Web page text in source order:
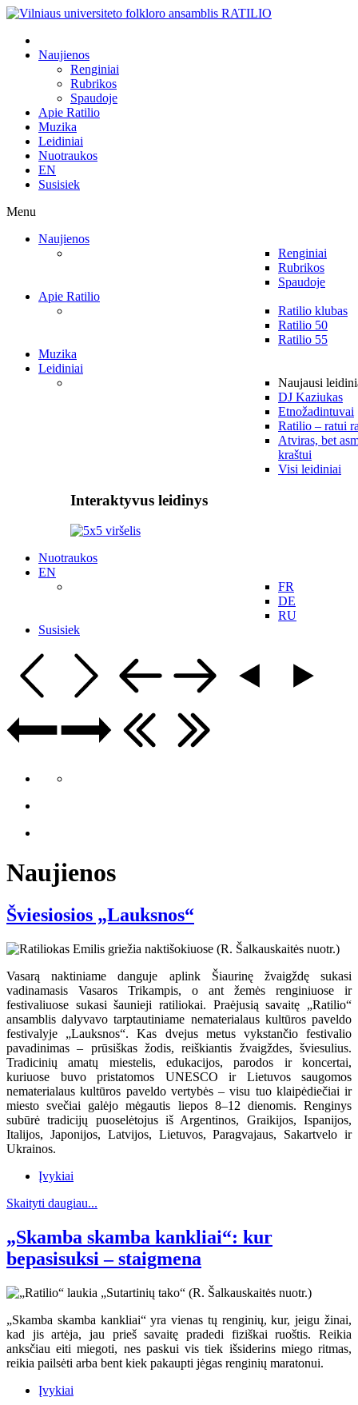
Naujienos
Renginiai
Rubrikos
Spaudoje
Apie Ratilio
Muzika
Leidiniai
Nuotraukos
EN
Susisiek
Menu
Naujienos
Renginiai
Rubrikos
Spaudoje
Apie Ratilio
Ratilio klubas
Ratilio 50
Ratilio 55
Muzika
Leidiniai
Naujausi
DJ Kaziukas
Etnožadintuvai
Ratilio – ratui
Atviras, bet
kraštui
Visi leidiniai
Interaktyvus leidinys
Nuotraukos
EN
FR
DE
RU
Susisiek
Naujienos
Šviesiosios „Lauksnos“
Vasarą naktiniame danguje aplink Šiaurinę žvaigždę sukasi
vadinamasis Vasaros Trikampis, o ant žemės renginiuose ir
festivaliuose sukasi šaunieji ratiliokai. Praėjusią savaitę „Ratilio“
ansamblis dalyvavo tarptautiniame nematerialaus kultūros paveldo
festivalyje „Lauksnos“. Kas dvejus metus vykstančio festivalio
pavadinimas – prūsiškas žodis, reiškiantis žvaigždes, šviesulius.
Tradicinių amatų miestelis, edukacijos, parodos ir koncertai,
kuriuose buvo pristatomos UNESCO ir Lietuvos saugomos
nematerialaus kultūros paveldo vertybės – visu tuo klaipėdiečiai ir
miesto svečiai galėjo mėgautis liepos 8–12 dienomis. Renginys
subūrė tradicijų puoselėtojus iš Argentinos, Graikijos, Ispanijos,
Italijos, Japonijos, Latvijos, Lietuvos, Paragvajaus, Sakartvelo ir
Ukrainos.
Įvykiai
Skaityti daugiau...
„Skamba skamba kankliai“: kur
bepasisuksi – staigmena
„Skamba skamba kankliai“ yra vienas tų renginių, kur, jeigu žinai,
kad jis artėja, jau prieš savaitę pradedi fiziškai ruoštis. Reikia
anksčiau eiti miegoti, nes paskui vis tiek išsiderins miego ritmas,
reikia pailsėti arba bent kiek pakaupti jėgas renginių maratonui.
Įvykiai